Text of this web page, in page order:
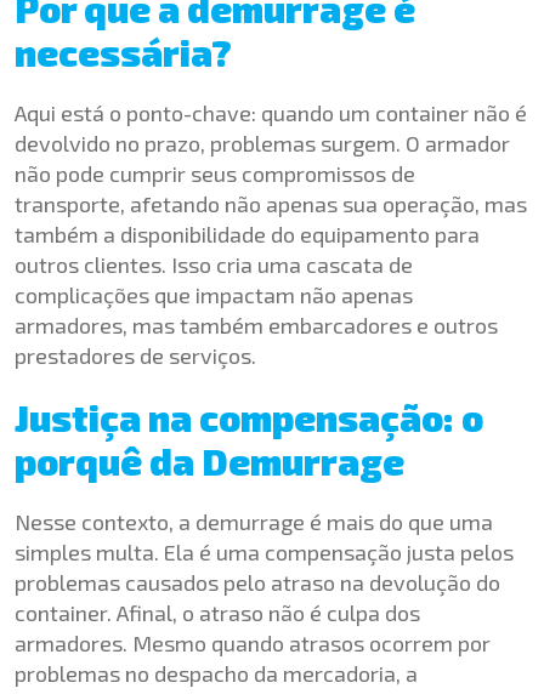
necessária?
Aqui está o ponto-chave: quando um container não é
devolvido no prazo, problemas surgem. O armador
não pode cumprir seus compromissos de
transporte, afetando não apenas sua operação, mas
também a disponibilidade do equipamento para
outros clientes. Isso cria uma cascata de
complicações que impactam não apenas
armadores, mas também embarcadores e outros
prestadores de serviços.
Justiça na compensação: o
porquê da Demurrage
Nesse contexto, a demurrage é mais do que uma
simples multa. Ela é uma compensação justa pelos
problemas causados pelo atraso na devolução do
container. Afinal, o atraso não é culpa dos
armadores. Mesmo quando atrasos ocorrem por
problemas no despacho da mercadoria, a